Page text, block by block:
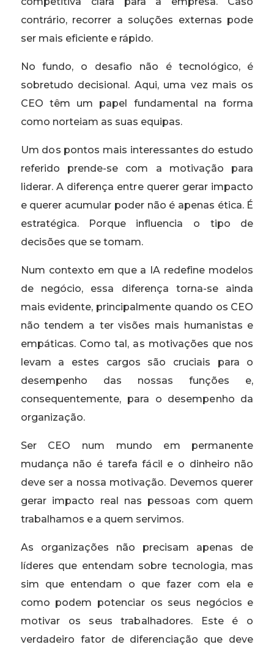
contrário, recorrer a soluções externas pode
ser mais eficiente e rápido.
No fundo, o desafio não é tecnológico, é
sobretudo decisional. Aqui, uma vez mais os
CEO têm um papel fundamental na forma
como norteiam as suas equipas.
Um dos pontos mais interessantes do estudo
referido prende-se com a motivação para
liderar. A diferença entre querer gerar impacto
e querer acumular poder não é apenas ética. É
estratégica. Porque influencia o tipo de
decisões que se tomam.
Num contexto em que a IA redefine modelos
de negócio, essa diferença torna-se ainda
mais evidente, principalmente quando os CEO
não tendem a ter visões mais humanistas e
empáticas. Como tal, as motivações que nos
levam a estes cargos são cruciais para o
desempenho das nossas funções e,
consequentemente, para o desempenho da
organização.
Ser CEO num mundo em permanente
mudança não é tarefa fácil e o dinheiro não
deve ser a nossa motivação. Devemos querer
gerar impacto real nas pessoas com quem
trabalhamos e a quem servimos.
As organizações não precisam apenas de
líderes que entendam sobre tecnologia, mas
sim que entendam o que fazer com ela e
como podem potenciar os seus negócios e
motivar os seus trabalhadores. Este é o
verdadeiro fator de diferenciação que deve